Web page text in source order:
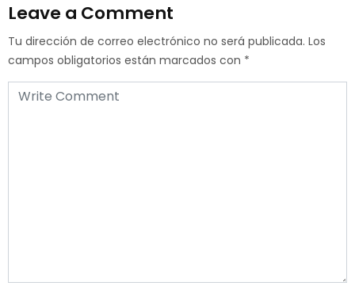
Leave a Comment
Tu dirección de correo electrónico no será publicada. Los
campos obligatorios están marcados con *